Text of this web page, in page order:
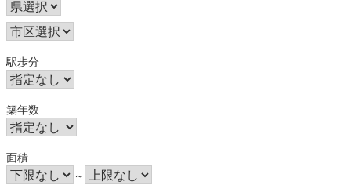
駅歩分
築年数
面積
～